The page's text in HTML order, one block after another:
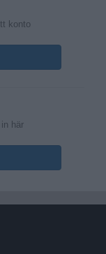
konto
här